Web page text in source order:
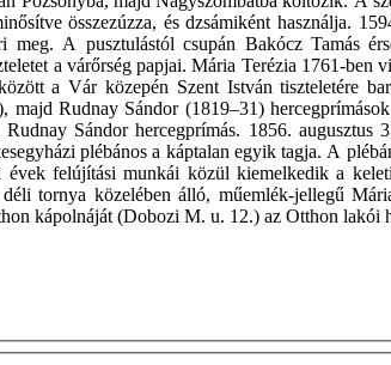
összezúzza, és dzsámiként használja.
meg. A pusztulástól csupán Bakócz Tamás
a várőrség papjai. Mária Terézia 1761-
a Vár közepén Szent István tiszteletére
majd Rudnay Sándor (1819–31)
Sándor hercegprímás. 1856.
plébános a káptalan egyik tagja. A
felújítási munkái közül kiemelkedik a
tornya közelében álló, műemlék-jellegű
kápolnáját (Dobozi M. u. 12.) az Otthon lakói